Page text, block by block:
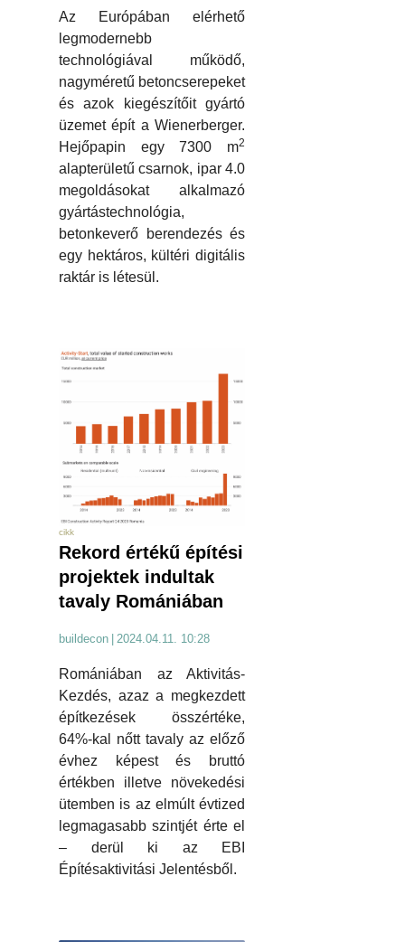
Az Európában elérhető
legmodernebb
technológiával működő,
nagyméretű betoncserepeket
és azok kiegészítőit gyártó
üzemet épít a Wienerberger.
Hejőpapin egy 7300 m2
alapterületű csarnok, ipar 4.0
megoldásokat alkalmazó
gyártástechnológia,
betonkeverő berendezés és
egy hektáros, kültéri digitális
raktár is létesül.
cikk
Rekord értékű építési
projektek indultak
tavaly Romániában
buildecon | 2024.04.11. 10:28
Romániában az Aktivitás-
Kezdés, azaz a megkezdett
építkezések összértéke,
64%-kal nőtt tavaly az előző
évhez képest és bruttó
értékben illetve növekedési
ütemben is az elmúlt évtized
legmagasabb szintjét érte el
– derül ki az EBI
Építésaktivitási Jelentésből.